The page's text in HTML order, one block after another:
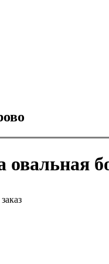
овальная